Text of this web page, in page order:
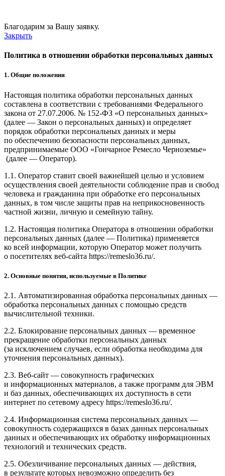
Благодарим за Вашу заявку.
Закрыть
Политика в отношении обработки персональных данных
1. Общие положения
Настоящая политика обработки персональных данных
составлена в соответствии с требованиями Федерального
закона от 27.07.2006. № 152-ФЗ «О персональных данных»
(далее — Закон о персональных данных) и определяет
порядок обработки персональных данных и меры
по обеспечению безопасности персональных данных,
предпринимаемые ООО «Гончарное Ремесло Черноземье»
(далее — Оператор).
1.1. Оператор ставит своей важнейшей целью и условием
осуществления своей деятельности соблюдение прав и свобод
человека и гражданина при обработке его персональных
данных, в том числе защиты прав на неприкосновенность
частной жизни, личную и семейную тайну.
1.2. Настоящая политика Оператора в отношении обработки
персональных данных (далее — Политика) применяется
ко всей информации, которую Оператор может получить
о посетителях веб-сайта https://remeslo36.ru/.
2. Основные понятия, используемые в Политике
2.1. Автоматизированная обработка персональных данных —
обработка персональных данных с помощью средств
вычислительной техники.
2.2. Блокирование персональных данных — временное
прекращение обработки персональных данных
(за исключением случаев, если обработка необходима для
уточнения персональных данных).
2.3. Веб-сайт — совокупность графических
и информационных материалов, а также программ для ЭВМ
и баз данных, обеспечивающих их доступность в сети
интернет по сетевому адресу https://remeslo36.ru/.
2.4. Информационная система персональных данных —
совокупность содержащихся в базах данных персональных
данных и обеспечивающих их обработку информационных
технологий и технических средств.
2.5. Обезличивание персональных данных — действия,
в результате которых невозможно определить без